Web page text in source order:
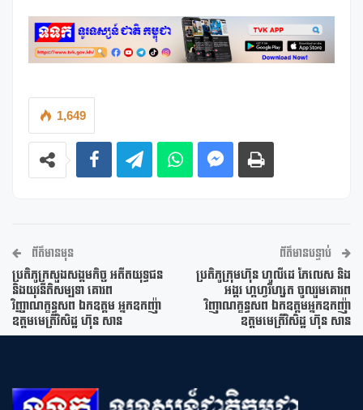
1,649
ព័ត៌មានមុន
ប្រតិភូក្រសួងសង្គមកិច្ច អតីតយុទ្ធជន
និងយុវនីតិសម្បទា គោរព
វិញ្ញាណក្ខន្ធសព ឯកឧត្តម អ្នកឧកញ៉ា
ឧត្តមមេត្រីវិសិដ្ឋ ហ៊ុន សាន
ព័ត៌មានបន្ទាប់
ប្រតិភូក្រុមហ៊ុន ហូលីដេ ភែលេស និង
អង្គរ ហ្គហ្វរីហ្សត ចូលរួមគោរព
វិញាណក្ខន្ធសព ឯកឧត្តមអ្នកឧកញ៉ា
ឧត្តមមេត្រីវិសិដ្ឋ ហ៊ុន សាន